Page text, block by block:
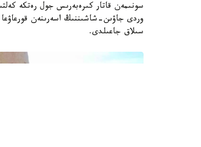
سونىمەن قاتار كىرەبەرىس جول رەتكە
وردى جاۋىن-شاشىننىڭ اسەرىنەن قورعاۋعا
سىلاق جاعىلدى.